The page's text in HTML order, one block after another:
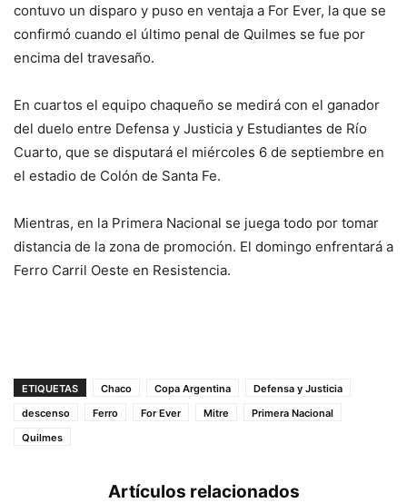
contuvo un disparo y puso en ventaja a For Ever, la que se
confirmó cuando el último penal de Quilmes se fue por
encima del travesaño.
En cuartos el equipo chaqueño se medirá con el ganador
del duelo entre Defensa y Justicia y Estudiantes de Río
Cuarto, que se disputará el miércoles 6 de septiembre en
el estadio de Colón de Santa Fe.
Mientras, en la Primera Nacional se juega todo por tomar
distancia de la zona de promoción. El domingo enfrentará a
Ferro Carril Oeste en Resistencia.
ETIQUETAS Chaco Copa Argentina
Defensa y Justicia
descenso
Ferro For Ever Mitre
Primera Nacional
Quilmes
Artículos relacionados